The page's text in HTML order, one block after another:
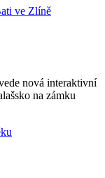
ve Zlíně